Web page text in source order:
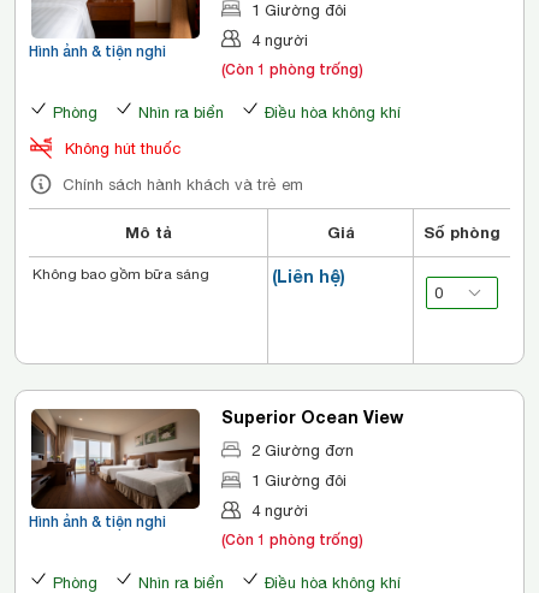
Hình ảnh & tiện nghi
1 Giường đôi
4 người
(Còn 1 phòng trống)
Phòng Nhìn ra biển
Điều hòa không khí
Không hút thuốc
Chính sách hành khách và trẻ em
Mô tả Giá Số phòng
(Liên hệ)
Không bao gồm bữa sáng
Hình ảnh & tiện nghi
Superior Ocean View
2 Giường đơn
1 Giường đôi
4 người
(Còn 1 phòng trống)
Phòng Nhìn ra biển Điều hòa không khí